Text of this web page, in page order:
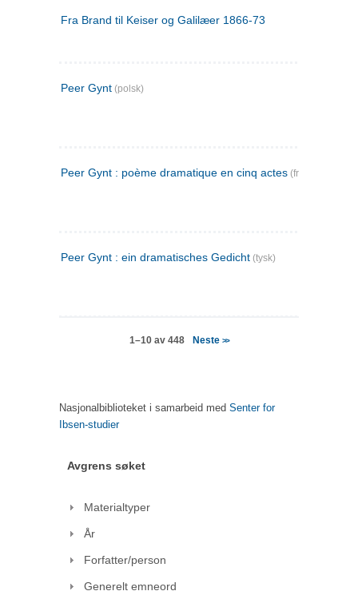
Fra Brand til Keiser og Galilæer 1866-73
Peer Gynt (polsk)
Peer Gynt : poème dramatique en cinq actes (fransk)
Peer Gynt : ein dramatisches Gedicht (tysk)
1–10 av 448 Neste >>
Nasjonalbiblioteket i samarbeid med Senter for
Ibsen-studier
Avgrens søket
Materialtyper
År
Forfatter/person
Generelt emneord